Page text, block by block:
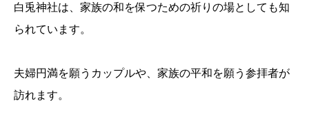
白兎神社は、家族の和を保つための祈りの場としても知
られています。
夫婦円満を願うカップルや、家族の平和を願う参拝者が
訪れます。